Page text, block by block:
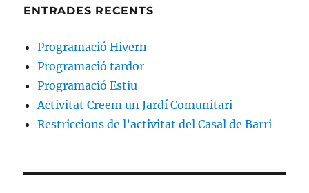
ENTRADES RECENTS
Programació Hivern
Programació tardor
Programació Estiu
Activitat Creem un Jardí Comunitari
Restriccions de l’activitat del Casal de Barri